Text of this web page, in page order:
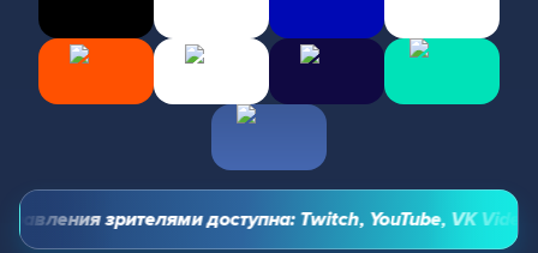
зрителями доступна: Twitch, YouTube, VK Video